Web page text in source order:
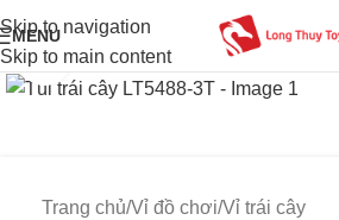
Skip to navigation
Skip to main content
MENU
Click to enlarge
Trang chủ/Vỉ đồ chơi/Vỉ trái cây